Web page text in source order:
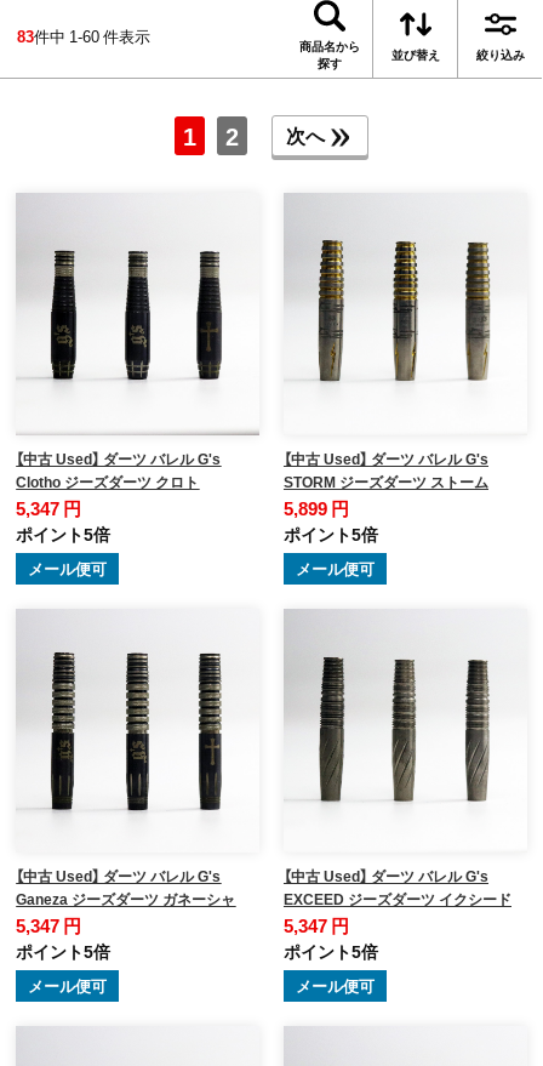
83件中 1-60 件表示
商品名から
探す
並び替え 絞り込み
1 2 次へ
【中古 Used】 ダーツ バレル G's
Clotho ジーズダーツ クロト
5,347 円
ポイント5倍
メール便可
【中古 Used】 ダーツ バレル G's
STORM ジーズダーツ ストーム
5,899 円
ポイント5倍
メール便可
【中古 Used】 ダーツ バレル G's
Ganeza ジーズダーツ ガネーシャ
5,347 円
ポイント5倍
メール便可
【中古 Used】 ダーツ バレル G's
EXCEED ジーズダーツ イクシード
5,347 円
ポイント5倍
メール便可